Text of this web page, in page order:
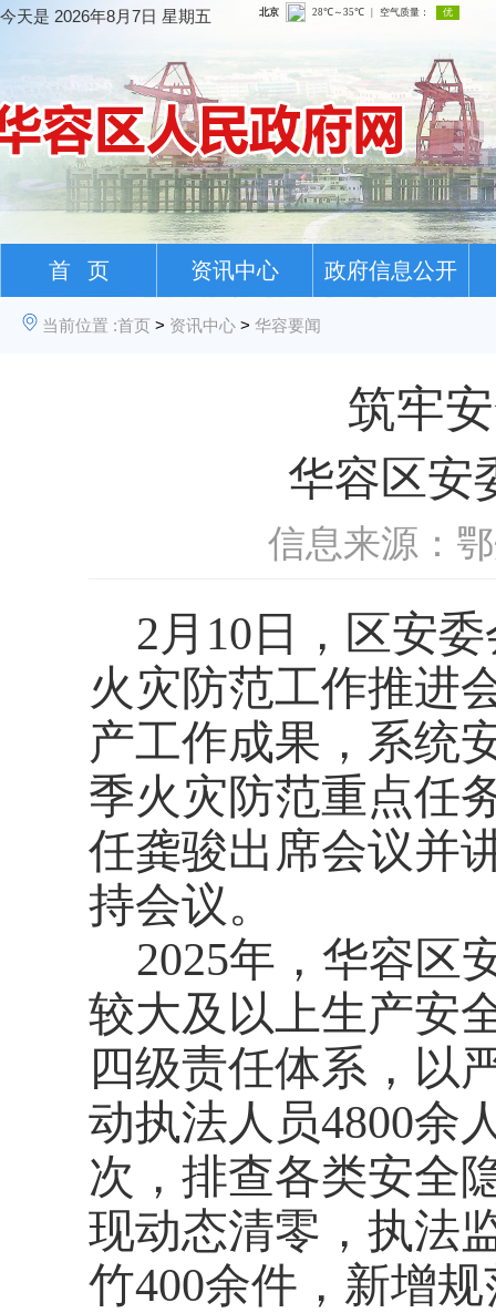
今天是 2026年8月7日 星期五
首 页 资讯中心 政府信息公开
当前位置 :首页 > 资讯中心 > 华容要闻
筑牢
华容区安
信息来源：
2月10日，区安
火灾防范工作推进
产工作成果，系统
季火灾防范重点任
任龚骏出席会议并
持会议。
2025年，华容区
较大及以上生产安
四级责任体系，以
动执法人员4800余
次，排查各类安全
现动态清零，执法
竹400余件，新增